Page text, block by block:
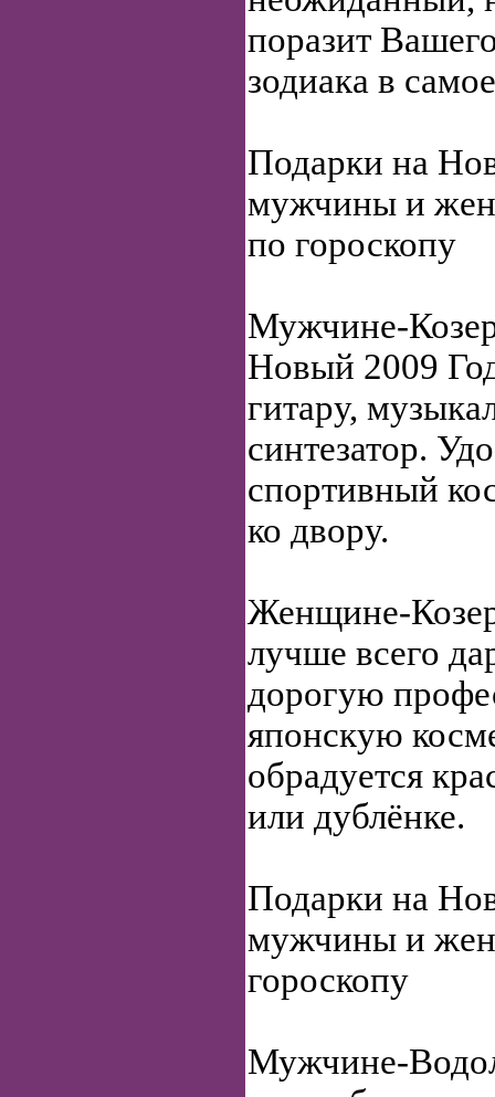
поразит
зодиака в
Подарки на
мужчины и
по гороскопу
Мужчине-
Новый 2009
гитару,
синтезатор.
спортивный
ко двору.
Женщине-
лучше всего
дорогую
японскую
обрадуется
или дублёнке.
Подарки на
мужчины и
гороскопу
Мужчине-